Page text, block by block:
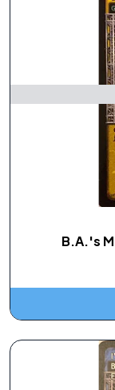
B.A.'s